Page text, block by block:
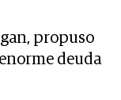
propuso
deuda